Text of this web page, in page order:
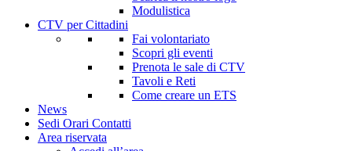
Modulistica
CTV per Cittadini
Fai volontariato
Scopri gli eventi
Prenota le sale di CTV
Tavoli e Reti
Come creare un ETS
News
Sedi Orari Contatti
Area riservata